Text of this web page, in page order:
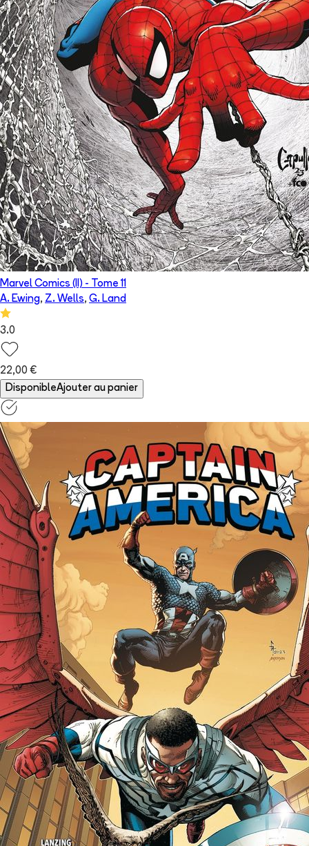
Marvel Comics (II) - Tome 11
A. Ewing, Z. Wells, G. Land
3.0
22,00 €
DisponibleAjouter au panier